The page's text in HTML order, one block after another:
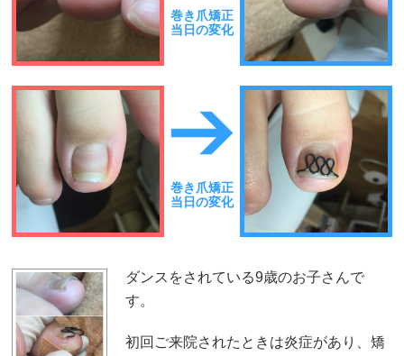
巻き爪矯正
当日の変化
巻き爪矯正
当日の変化
ダンスをされている9歳のお子さんで
す。
初回ご来院されたときは炎症があり、矯